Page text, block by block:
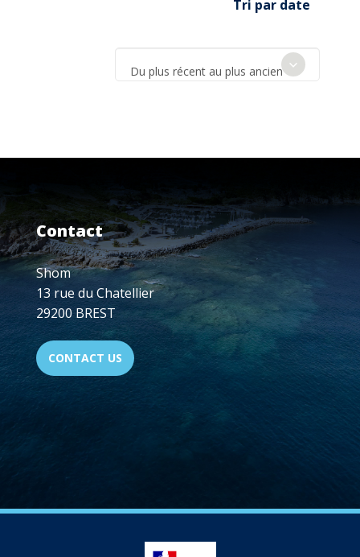
Tri par date
Du plus récent au plus ancien
Contact
Shom
13 rue du Chatellier
29200 BREST
CONTACT US